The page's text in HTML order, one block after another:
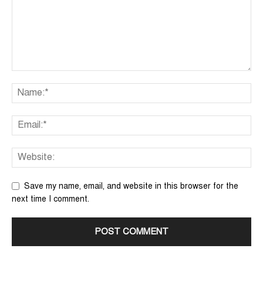
Save my name, email, and website in this browser for the
next time I comment.